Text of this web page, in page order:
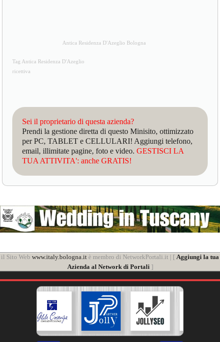
Antica Residenza D'Azeglio Bologna
Tag Antica Residenza D'Azeglio
ricettiva
Sei il proprietario di questa azienda?
Prendi la gestione diretta di questo Minisito, ottimizzato
per PC, TABLET e CELLULARI! Aggiungi telefono,
email, illimitate pagine, foto e video.GESTISCI LA
TUA ATTIVITA': anche GRATIS!
il Sito Web www.italy.bologna.it è membro di NetworkPortali.it | [ Aggiungi la tua
Azienda al Network di Portali]